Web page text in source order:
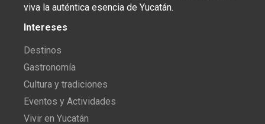
viva la auténtica esencia de Yucatán.
Intereses
Destinos
Gastronomía
Cultura y tradiciones
Eventos y Actividades
Vivir en Yucatán